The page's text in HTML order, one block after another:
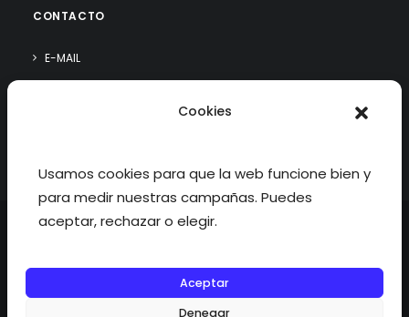
Cookies
Usamos cookies para que la web funcione bien y
para medir nuestras campañas. Puedes
aceptar, rechazar o elegir.
Aceptar
Denegar
CONTACTO
E-MAIL
©2026 fisioterapiatualcance todos los derechos reservados.